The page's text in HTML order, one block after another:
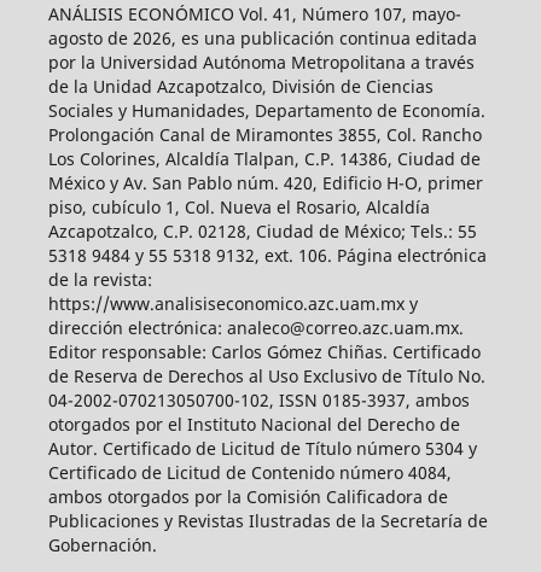
ANÁLISIS ECONÓMICO Vol. 41, Número 107, mayo-
agosto de 2026, es una publicación continua editada
por la Universidad Autónoma Metropolitana a través
de la Unidad Azcapotzalco, División de Ciencias
Sociales y Humanidades, Departamento de Economía.
Prolongación Canal de Miramontes 3855, Col. Rancho
Los Colorines, Alcaldía Tlalpan, C.P. 14386, Ciudad de
México y Av. San Pablo núm. 420, Edificio H-O, primer
piso, cubículo 1, Col. Nueva el Rosario, Alcaldía
Azcapotzalco, C.P. 02128, Ciudad de México; Tels.: 55
5318 9484 y 55 5318 9132, ext. 106. Página electrónica
de la revista:
https://www.analisiseconomico.azc.uam.mx y
dirección electrónica: analeco@correo.azc.uam.mx.
Editor responsable: Carlos Gómez Chiñas. Certificado
de Reserva de Derechos al Uso Exclusivo de Título No.
04-2002-070213050700-102, ISSN 0185-3937, ambos
otorgados por el Instituto Nacional del Derecho de
Autor. Certificado de Licitud de Título número 5304 y
Certificado de Licitud de Contenido número 4084,
ambos otorgados por la Comisión Calificadora de
Publicaciones y Revistas Ilustradas de la Secretaría de
Gobernación.